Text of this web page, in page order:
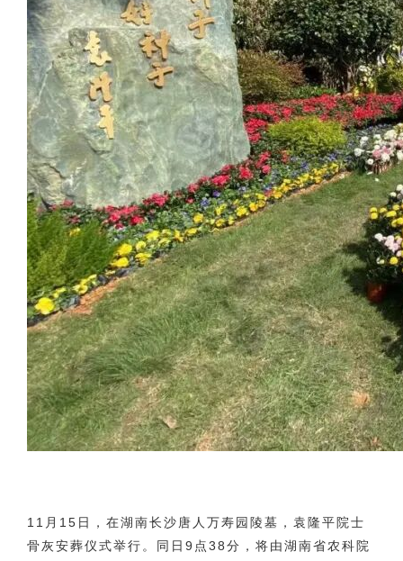
11月15日，在湖南长沙唐人万寿园陵墓，袁隆平院士
骨灰安葬仪式举行。同日9点38分，将由湖南省农科院